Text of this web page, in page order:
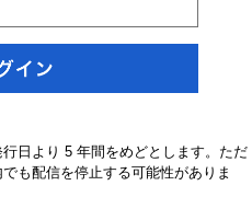
日より 5 年間をめどとします。ただ
も配信を停止する可能性がありま